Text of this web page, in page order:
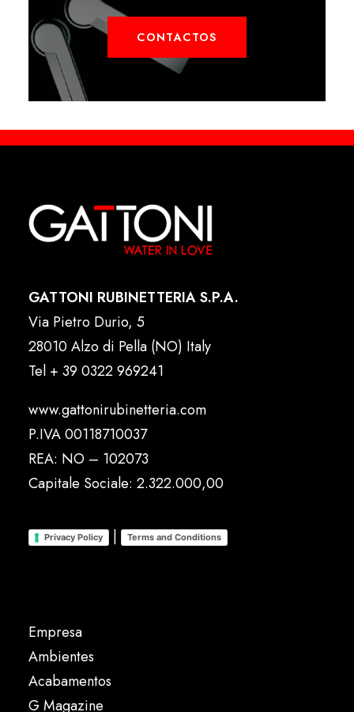
CONTACTOS
GATTONI RUBINETTERIA S.P.A.
Via Pietro Durio, 5
28010 Alzo di Pella (NO) Italy
Tel + 39 0322 969241
www.gattonirubinetteria.com
P.IVA 00118710037
REA: NO – 102073
Capitale Sociale: 2.322.000,00
Privacy Policy | Terms and Conditions
Empresa
Ambientes
Acabamentos
G Magazine